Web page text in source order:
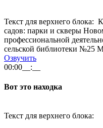
Текст для верхнего блока:
садов: парки и скверы
профессиональной
сельской библиотеки
Озвучить
00:00 __:__
Вот это находка
Текст для верхнего блока: